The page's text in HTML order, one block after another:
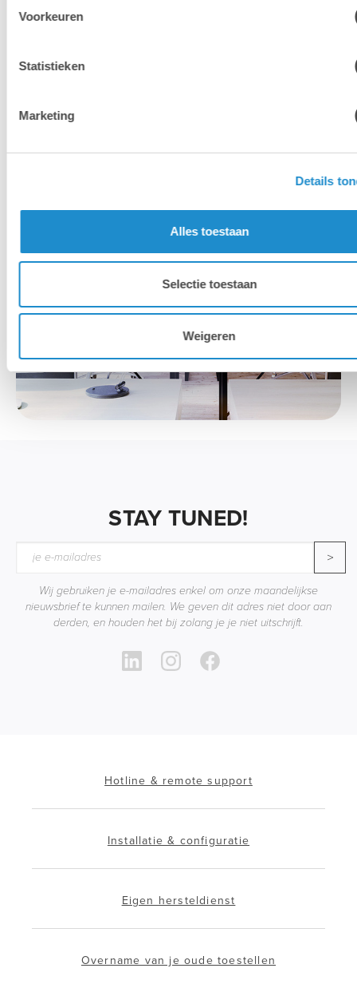
Voorkeuren
Statistieken
Marketing
Details
Alles toestaan
Selectie toestaan
Weigeren
STAY TUNED!
>
Wij gebruiken je e-mailadres enkel om onze maandelijkse
nieuwsbrief te kunnen mailen. We geven dit adres niet door aan
derden, en houden het bij zolang je je niet uitschrijft.
Hotline & remote support
Installatie & configuratie
Eigen hersteldienst
Overname van je oude toestellen